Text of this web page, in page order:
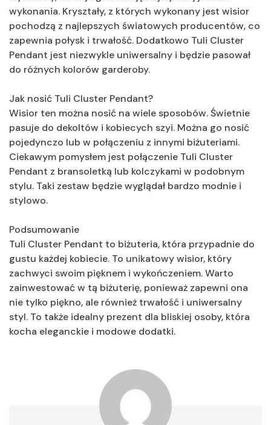
wykonania. Kryształy, z których wykonany jest wisior
pochodzą z najlepszych światowych producentów, co
zapewnia połysk i trwałość. Dodatkowo Tuli Cluster
Pendant jest niezwykle uniwersalny i będzie pasował
do różnych kolorów garderoby.
Jak nosić Tuli Cluster Pendant?
Wisior ten można nosić na wiele sposobów. Świetnie
pasuje do dekoltów i kobiecych szyi. Można go nosić
pojedynczo lub w połączeniu z innymi biżuteriami.
Ciekawym pomysłem jest połączenie Tuli Cluster
Pendant z bransoletką lub kolczykami w podobnym
stylu. Taki zestaw będzie wyglądał bardzo modnie i
stylowo.
Podsumowanie
Tuli Cluster Pendant to biżuteria, która przypadnie do
gustu każdej kobiecie. To unikatowy wisior, który
zachwyci swoim pięknem i wykończeniem. Warto
zainwestować w tą biżuterię, ponieważ zapewni ona
nie tylko piękno, ale również trwałość i uniwersalny
styl. To także idealny prezent dla bliskiej osoby, która
kocha eleganckie i modowe dodatki.